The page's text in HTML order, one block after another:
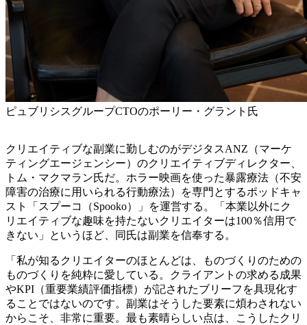
ピュブリシスグループCTOのポーリー・グラント氏
クリエイティブな副業に勤しむのがデジタスANZ（マーケ
ティングエージェンシー）のクリエイティブディレクター、
トム・マクマラン氏だ。ホラー映画を使った暴露療法（不安
障害の治療に用いられる行動療法）を専門とするポッドキャ
スト「スプーコ（Spooko）」を運営する。「本業以外にク
リエイティブな趣味を持たないクリエイターは100％信用で
きない」というほど、同氏は副業を信奉する。
「私が知るクリエイターのほとんどは、ものづくりのための
ものづくりを純粋に愛している。クライアントの求める成果
やKPI（重要業績評価指標）が記されたブリーフを具現化す
ることではないのです。副業はそうした要素に煩わされない
からこそ、非常に重要。最も素晴らしい点は、こうしたクリ